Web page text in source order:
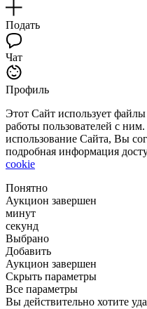
Подать
Чат
Профиль
Этот Сайт использует
работы пользователей с
использование Сайта, Вы
подробная информация
cookie
Понятно
Аукцион завершен
минут
секунд
Выбрано
Добавить
Аукцион завершен
Скрыть параметры
Все параметры
Вы действительно хотите